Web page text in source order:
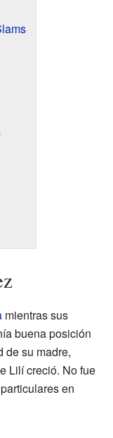
mientras sus
buena posición
de su madre,
Lilí creció. No fue
en